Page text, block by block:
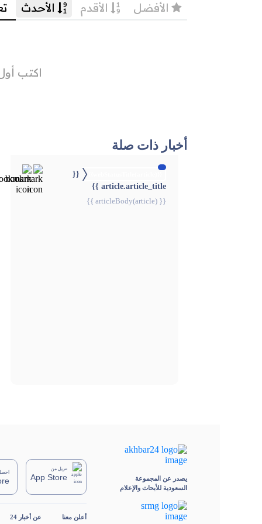
أخبار ذات صلة
{{
article.article_title }}
{{ articleBody(article) }}
يصدر عن المجموعة
السعودية للأبحاث والإعلام
تنزيل من
App Store
أعلن معنا عن أخبار 24